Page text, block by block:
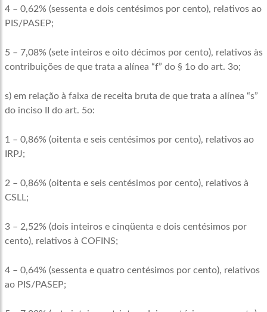
4 – 0,62% (sessenta e dois centésimos por cento), relativos ao
PIS/PASEP;
5 – 7,08% (sete inteiros e oito décimos por cento), relativos às
contribuições de que trata a alínea “f” do § 1o do art. 3o;
s) em relação à faixa de receita bruta de que trata a alínea “s”
do inciso II do art. 5o:
1 – 0,86% (oitenta e seis centésimos por cento), relativos ao
IRPJ;
2 – 0,86% (oitenta e seis centésimos por cento), relativos à
CSLL;
3 – 2,52% (dois inteiros e cinqüenta e dois centésimos por
cento), relativos à COFINS;
4 – 0,64% (sessenta e quatro centésimos por cento), relativos
ao PIS/PASEP;